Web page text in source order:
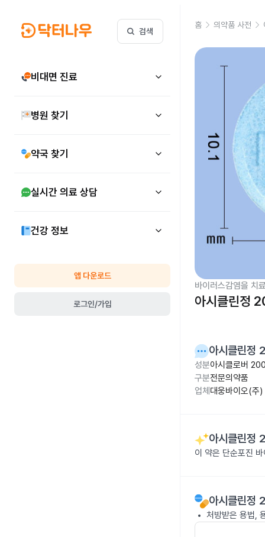
검색
비대면 진료
병원 찾기
약국 찾기
실시간 의료 상담
건강 정보
앱 다운로드
로그인/가입
홈 의약품 사전
바이러스감염을 치
아시클린정
아시클린
성분아시클로버
구분전문의약품
업체 대웅바이오(주)
아시클린
이 약은 단순포진
아시클린
처방받은 용법,